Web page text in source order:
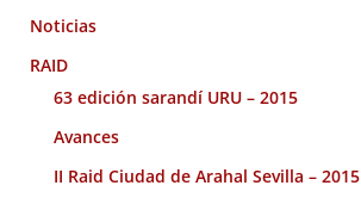
Noticias
RAID
63 edición sarandí URU – 2015
Avances
II Raid Ciudad de Arahal Sevilla – 2015